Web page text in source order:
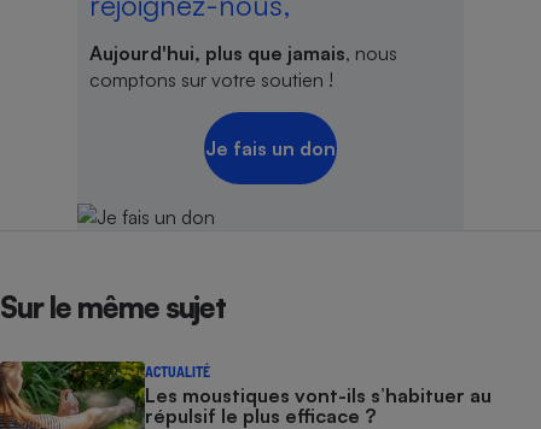
Aujourd'hui, plus que jamais, nous
comptons sur votre soutien !
Je fais un don
Sur le même sujet
ACTUALITÉ
Les moustiques vont-ils s’habituer au
répulsif le plus efficace ?